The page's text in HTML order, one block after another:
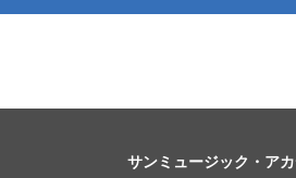
サンミュージック・ア